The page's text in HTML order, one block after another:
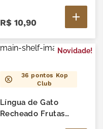
R$ 10,90
Novidade!
36 pontos Kop
Club
Língua de Gato
Recheado Frutas